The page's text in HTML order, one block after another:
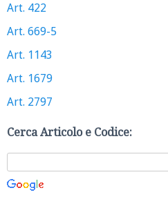
Art. 422
Art. 669-5
Art. 1143
Art. 1679
Art. 2797
Cerca Articolo e Codice: